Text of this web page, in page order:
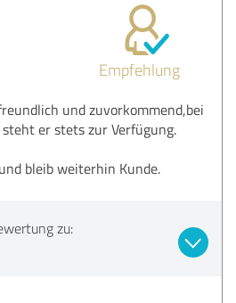
Empfehlung
und zuvorkommend,bei
er stets zur Verfügung.
bleib weiterhin Kunde.
zu: